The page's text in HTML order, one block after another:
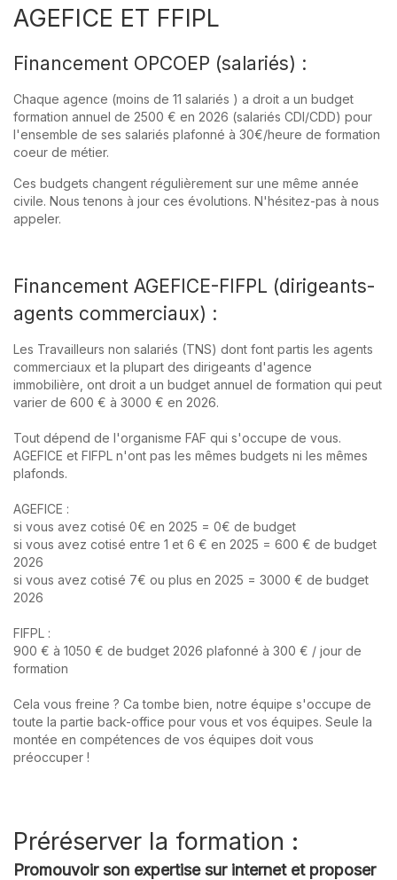
AGEFICE ET FFIPL
Financement OPCOEP (salariés) :
Chaque agence (moins de 11 salariés ) a droit a un budget
formation annuel de 2500 € en 2026 (salariés CDI/CDD) pour
l'ensemble de ses salariés plafonné à 30€/heure de formation
coeur de métier.
Ces budgets changent régulièrement sur une même année
civile. Nous tenons à jour ces évolutions. N'hésitez-pas à nous
appeler.
Financement AGEFICE-FIFPL (dirigeants-
agents commerciaux) :
Les Travailleurs non salariés (TNS) dont font partis les agents
commerciaux et la plupart des dirigeants d'agence
immobilière, ont droit a un budget annuel de formation qui peut
varier de 600 € à 3000 € en 2026.
Tout dépend de l'organisme FAF qui s'occupe de vous.
AGEFICE et FIFPL n'ont pas les mêmes budgets ni les mêmes
plafonds.
AGEFICE :
si vous avez cotisé 0€ en 2025 = 0€ de budget
si vous avez cotisé entre 1 et 6 € en 2025 = 600 € de budget
2026
si vous avez cotisé 7€ ou plus en 2025 = 3000 € de budget
2026
FIFPL :
900 € à 1050 € de budget 2026 plafonné à 300 € / jour de
formation
Cela vous freine ? Ca tombe bien, notre équipe s'occupe de
toute la partie back-office pour vous et vos équipes. Seule la
montée en compétences de vos équipes doit vous
préoccuper !
Préréserver la formation :
Promouvoir son expertise sur internet et proposer